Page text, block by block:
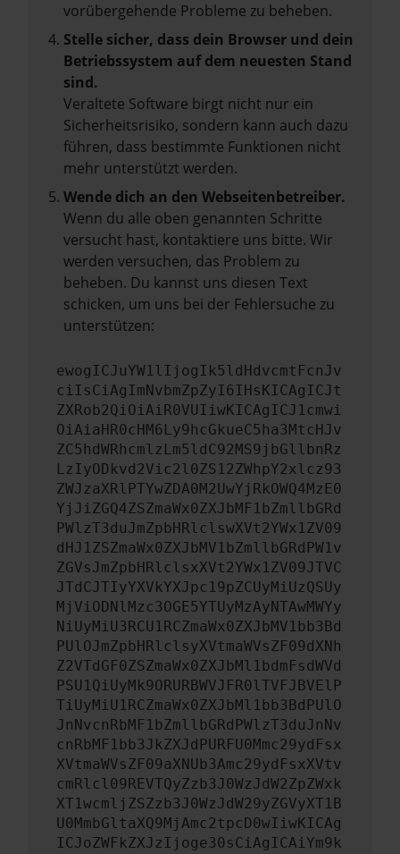
vorübergehende Probleme zu beheben.
Stelle sicher, dass dein Browser und dein
Betriebssystem auf dem neuesten Stand
sind.
Veraltete Software birgt nicht nur ein
Sicherheitsrisiko, sondern kann auch dazu
führen, dass bestimmte Funktionen nicht
mehr unterstützt werden.
Wende dich an den Webseitenbetreiber.
Wenn du alle oben genannten Schritte
versucht hast, kontaktiere uns bitte. Wir
werden versuchen, das Problem zu
beheben. Du kannst uns diesen Text
schicken, um uns bei der Fehlersuche zu
unterstützen:
ewogICJuYW1lIjogIk5ldHdvcmtFcnJv
ciIsCiAgImNvbmZpZyI6IHsKICAgICJt
ZXRob2QiOiAiR0VUIiwKICAgICJ1cmwi
OiAiaHR0cHM6Ly9hcGkueC5ha3MtcHJv
ZC5hdWRhcmlzLm5ldC92MS9jbGllbnRz
LzIyODkvd2Vic2l0ZS12ZWhpY2xlcz93
ZWJzaXRlPTYwZDA0M2UwYjRkOWQ4MzE0
YjJiZGQ4ZSZmaWx0ZXJbMF1bZmllbGRd
PWlzT3duJmZpbHRlclswXVt2YWx1ZV09
dHJ1ZSZmaWx0ZXJbMV1bZmllbGRdPW1v
ZGVsJmZpbHRlclsxXVt2YWx1ZV09JTVC
JTdCJTIyYXVkYXJpc19pZCUyMiUzQSUy
MjViODNlMzc3OGE5YTUyMzAyNTAwMWYy
NiUyMiU3RCU1RCZmaWx0ZXJbMV1bb3Bd
PUlOJmZpbHRlclsyXVtmaWVsZF09dXNh
Z2VTdGF0ZSZmaWx0ZXJbMl1bdmFsdWVd
PSU1QiUyMk9ORURBWVJFR0lTVFJBVElP
TiUyMiU1RCZmaWx0ZXJbMl1bb3BdPUlO
JnNvcnRbMF1bZmllbGRdPWlzT3duJnNv
cnRbMF1bb3JkZXJdPURFU0Mmc29ydFsx
XVtmaWVsZF09aXNUb3Amc29ydFsxXVtv
cmRlcl09REVTQyZzb3J0WzJdW2ZpZWxk
XT1wcmljZSZzb3J0WzJdW29yZGVyXT1B
U0MmbGltaXQ9MjAmc2tpcD0wIiwKICAg
ICJoZWFkZXJzIjoge30sCiAgICAiYm9k